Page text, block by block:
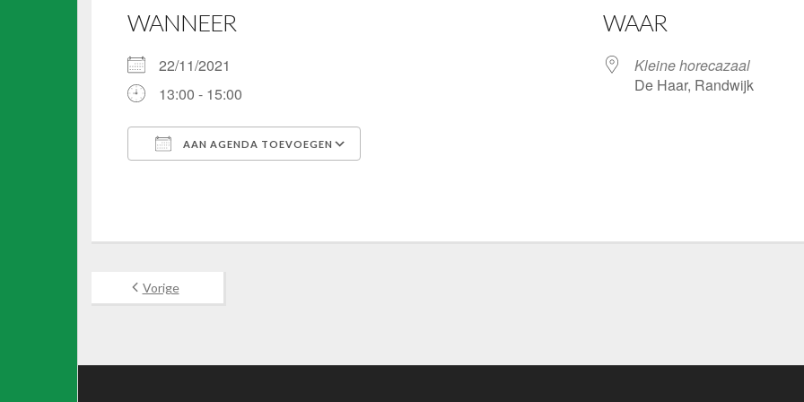
WANNEER
22/11/2021
13:00 - 15:00
AAN AGENDA TOEVOEGEN
WAAR
Kleine horecazaal
De Haar, Randwijk
Vorige